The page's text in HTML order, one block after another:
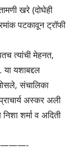
खरे (दोघेही
पटकावून ट्रॉफी
त्यांची मेहनत,
या यशाबद्दल
संचालिका
प्राचार्य अस्कर अली
निशा शर्मा व अदिती